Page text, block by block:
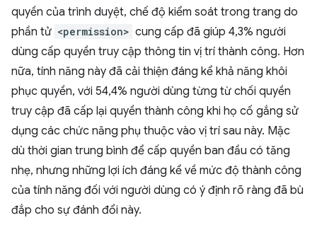
quyền của trình duyệt, chế độ kiểm soát trong trang do
phần tử <permission> cung cấp đã giúp 4,3% người
dùng cấp quyền truy cập thông tin vị trí thành công. Hơn
nữa, tính năng này đã cải thiện đáng kể khả năng khôi
phục quyền, với 54,4% người dùng từng từ chối quyền
truy cập đã cấp lại quyền thành công khi họ cố gắng sử
dụng các chức năng phụ thuộc vào vị trí sau này. Mặc
dù thời gian trung bình để cấp quyền ban đầu có tăng
nhẹ, nhưng những lợi ích đáng kể về mức độ thành công
của tính năng đối với người dùng có ý định rõ ràng đã bù
đắp cho sự đánh đổi này.